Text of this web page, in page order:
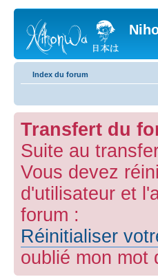
Index du forum
Transfert du
Suite au
Vous devez
d'utilisateur et
forum :
Réinitialiser
oublié mon mot